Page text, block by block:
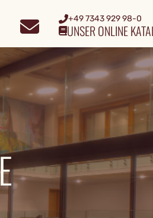
+49 7343 929 98-0
UNSER ONLINE